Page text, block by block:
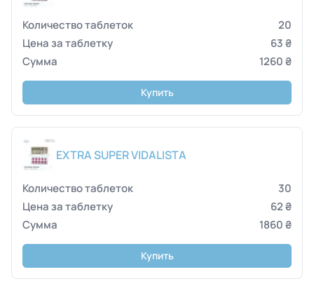
20
63 ₴
1260 ₴
Купить
EXTRA SUPER VIDALISTA
30
62 ₴
1860 ₴
Купить